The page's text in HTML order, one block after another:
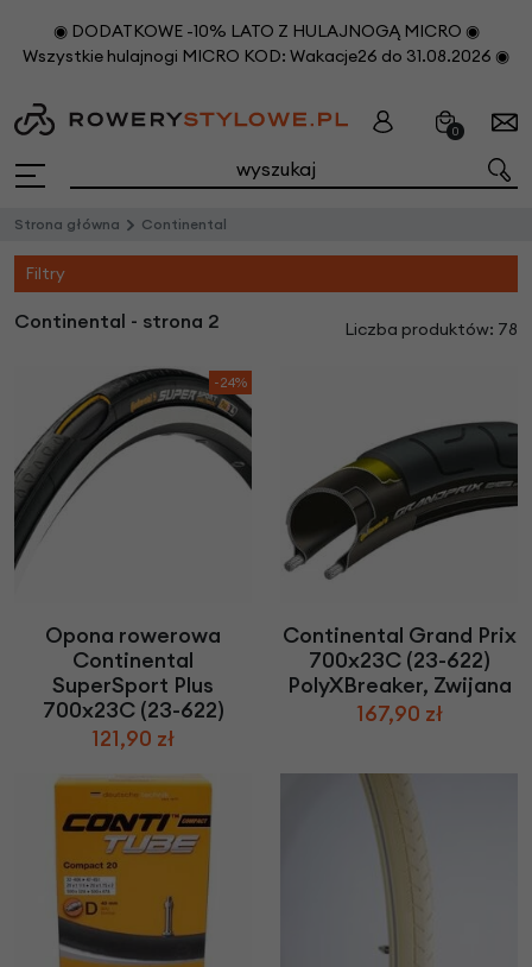
◉ DODATKOWE -10% LATO Z HULAJNOGĄ MICRO ◉
Wszystkie hulajnogi MICRO KOD: Wakacje26 do 31.08.2026 ◉
0
Strona główna Continental
Filtry
Continental - strona 2 Liczba produktów: 78
-24%
Opona rowerowa
Continental
SuperSport Plus
700x23C (23-622)
121,90 zł
Continental Grand Prix
700x23C (23-622)
PolyXBreaker, Zwijana
167,90 zł